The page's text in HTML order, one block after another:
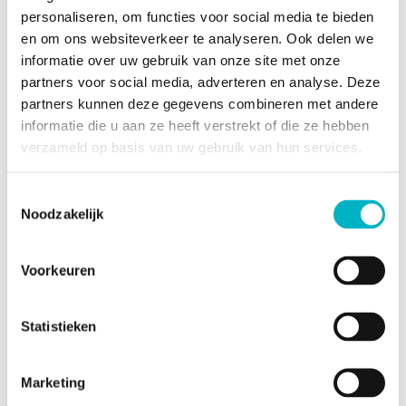
personaliseren, om functies voor social media te bieden
en om ons websiteverkeer te analyseren. Ook delen we
informatie over uw gebruik van onze site met onze
partners voor social media, adverteren en analyse. Deze
partners kunnen deze gegevens combineren met andere
informatie die u aan ze heeft verstrekt of die ze hebben
verzameld op basis van uw gebruik van hun services.
Noodzakelijk
Voorkeuren
Statistieken
Marketing
overstromingsgevoelig
gebied
Naam van de
voorkooprechthebbende
overheid (bij prioriteit)
opgenomen in een
inventaris
Documenten en bijlagen